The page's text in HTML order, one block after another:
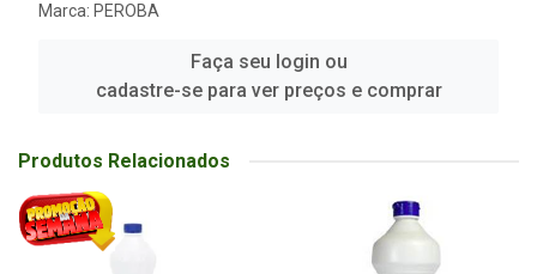
Marca: PEROBA
Faça seu login ou
cadastre-se para ver preços e comprar
Produtos Relacionados